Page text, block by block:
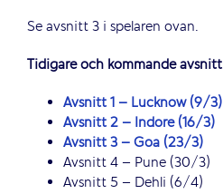
Se avsnitt 3 i spelaren ovan.
Tidigare och kommande avsnitt
Avsnitt 1 – Lucknow (9/3)
Avsnitt 2 – Indore (16/3)
Avsnitt 3 – Goa (23/3)
Avsnitt 4 – Pune (30/3)
Avsnitt 5 – Dehli (6/4)